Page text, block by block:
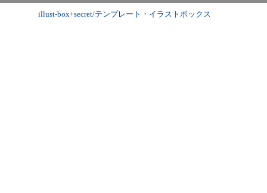
illust-box+secret/テンプレート ・ イラストボックス